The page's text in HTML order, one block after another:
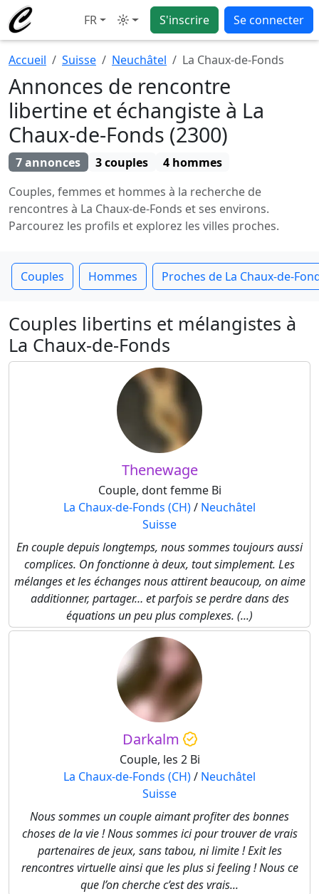
FR Mode S'inscrire Se connecter
Accueil Suisse Neuchâtel La Chaux-de-Fonds
Annonces de rencontre
libertine et échangiste à La
Chaux-de-Fonds (2300)
7 annonces 3 couples
4 hommes
Couples, femmes et hommes à la recherche de
rencontres à La Chaux-de-Fonds et ses environs.
Parcourez les profils et explorez les villes proches.
Couples Hommes Proches de La Chaux-de-
Couples libertins et mélangistes à
La Chaux-de-Fonds
Thenewage
Couple, dont femme Bi
La Chaux-de-Fonds (CH)/ Neuchâtel
Suisse
En couple depuis longtemps, nous sommes toujours aussi
complices. On fonctionne à deux, tout simplement. Les
mélanges et les échanges nous attirent beaucoup, on aime
additionner, partager… et parfois se perdre dans des
équations un peu plus complexes. (...)
Darkalm
Couple, les 2 Bi
La Chaux-de-Fonds (CH)/ Neuchâtel
Suisse
Nous sommes un couple aimant profiter des bonnes
choses de la vie ! Nous sommes ici pour trouver de vrais
partenaires de jeux, sans tabou, ni limite ! Exit les
rencontres virtuelle ainsi que les plus si feeling ! Nous ce
que l’on cherche c’est des vrais...